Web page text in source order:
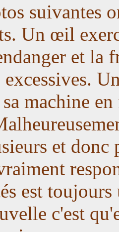
suivantes
Un œil
et la
excessives.
machine
et
est toujours
c'est